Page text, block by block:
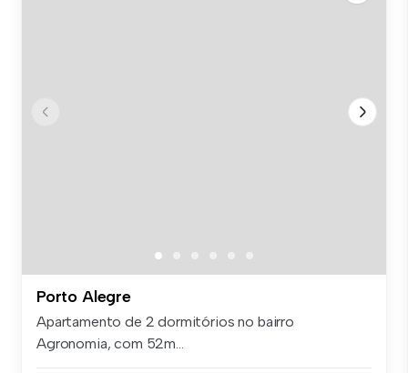
Porto Alegre
Apartamento de 2 dormitórios no bairro
Agronomia, com 52m...